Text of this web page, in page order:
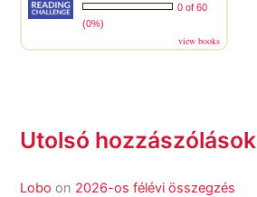
0 of 60
(0%)
view books
Utolsó hozzászólások
Lobo on 2026-os félévi összegzés